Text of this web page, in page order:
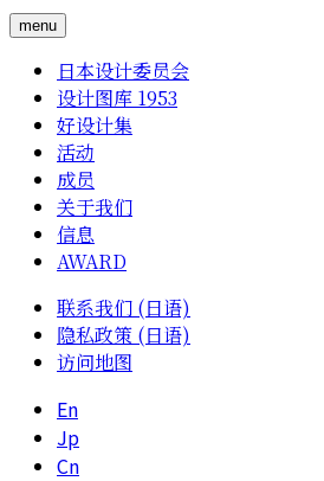
menu
日本设计委员会
设计图库 1953
好设计集
活动
成员
关于我们
信息
AWARD
联系我们 (日语)
隐私政策 (日语)
访问地图
En
Jp
Cn